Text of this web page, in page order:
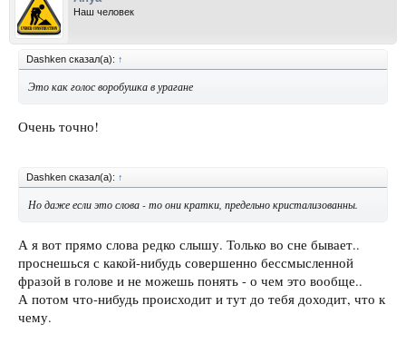
Наш человек
Dashken сказал(а): ↑
Это как голос воробушка в урагане
Очень точно!
Dashken сказал(а): ↑
Но даже если это слова - то они кратки, предельно кристализованны.
А я вот прямо слова редко слышу. Только во сне бывает..
проснешься с какой-нибудь совершенно бессмысленной
фразой в голове и не можешь понять - о чем это вообще..
А потом что-нибудь происходит и тут до тебя доходит, что к
чему.